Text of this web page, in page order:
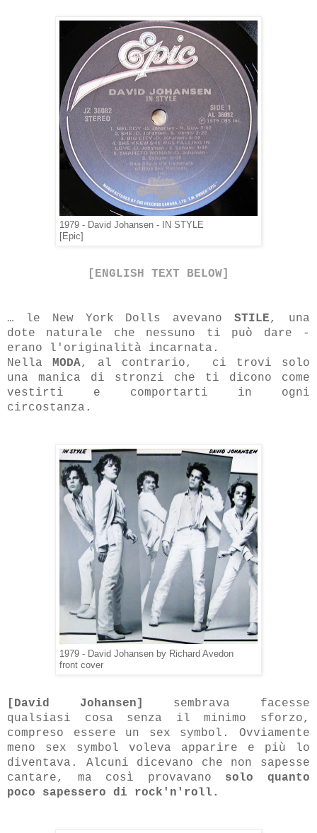
1979 - David Johansen - IN STYLE
[Epic]
[ENGLISH TEXT BELOW]
… le New York Dolls avevanoSTILE, una
dote naturale che nessuno ti può dare -
erano l'originalità incarnata.
Nella MODA, al contrario, ci trovi solo
una manica di stronzi che ti dicono come
vestirti e comportarti in ogni
circostanza.
1979 - David Johansen by Richard Avedon
front cover
[David Johansen]
sembrava facesse
qualsiasi cosa senza il minimo sforzo,
compreso essere un sex symbol. Ovviamente
meno sex symbol voleva apparire e più lo
diventava. Alcuni dicevano che non sapesse
cantare, ma così provavano solo quanto
poco sapessero di rock'n'roll.